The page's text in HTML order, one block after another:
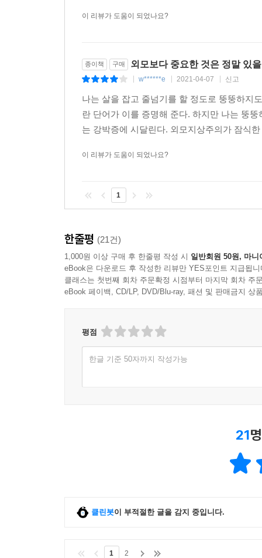
이 리뷰가 도움이 되었나요?
종이책 구매 외모보다 중요한 것은 정말 있
w******e 2021-04-07 신고
나는 살을 잡고 줄넘기를 할 정도로 뚱뚱하지
란 단어가 이를 증명해 준다. 하지만 나는 뚱
는 강박증에 시달린다. 외모지상주의가 잠식
이 리뷰가 도움이 되었나요?
1
한줄평 (21건)
1,000원 이상 구매 후 한줄평 작성 시 일반회원 50원, 마니
eBook은 다운로드 후 작성한 리뷰만 YES포인트 지급됩니
클래스는 첫번째 회차 주문확정 시점부터 마지막 회차 주
eBook 페이백, CD/LP, DVD/Blu-ray, 패션 및 판매금지 상
평점
한글 기준 50자까지 작성가능
21
클린봇이 부적절한 글을 감지 중입니다.
1 2